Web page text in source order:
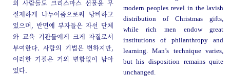
의 사람들도 크리스마스 선물을 무
절제하게 나누어줌으로써 낭비하고
있으며, 반면에 부자들은 자선 단체
와 교육 기관들에게 크게 자질로서
부여한다. 사람의 기법은 변하지만,
이러한 기질은 거의 변함없이 남아
있다.
modern peoples revel in the lavish
distribution of Christmas gifts,
while rich men endow great
institutions of philanthropy and
learning. Man’s technique varies,
but his disposition remains quite
unchanged.